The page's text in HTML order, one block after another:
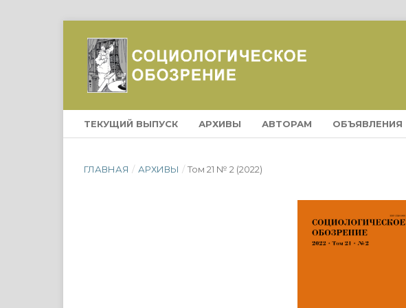
ТЕКУЩИЙ ВЫПУСК АРХИВЫ АВТОРАМ ОБЪЯВЛЕНИЯ
ГЛАВНАЯ / АРХИВЫ / Том 21 № 2 (2022)